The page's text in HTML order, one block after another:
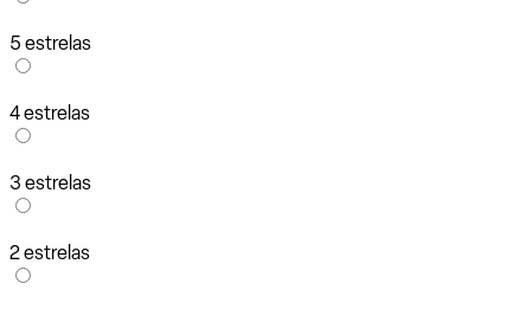
5 estrelas
4 estrelas
3 estrelas
2 estrelas